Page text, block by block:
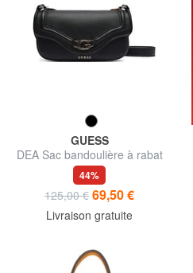
GUESS
DEA Sac bandoulière à rabat
44%
125,00 € 69,50 €
Livraison gratuite